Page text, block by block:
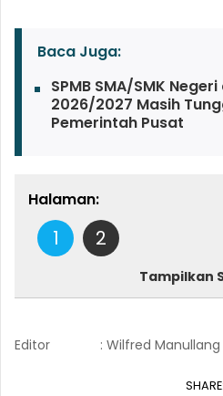
Baca Juga:
SPMB SMA/SMK
2026/2027 Masih
Pemerintah Pusat
Halaman:
1 2
Tampilkan
Editor : Wilfred Manullang
SHARE: